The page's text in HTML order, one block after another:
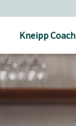
Kneipp Coach